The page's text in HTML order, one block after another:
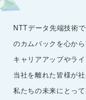
NTTデータ先端技術
のカムバックを心から
キャリアアップやラ
当社を離れた皆様が
私たちの未来にとっ